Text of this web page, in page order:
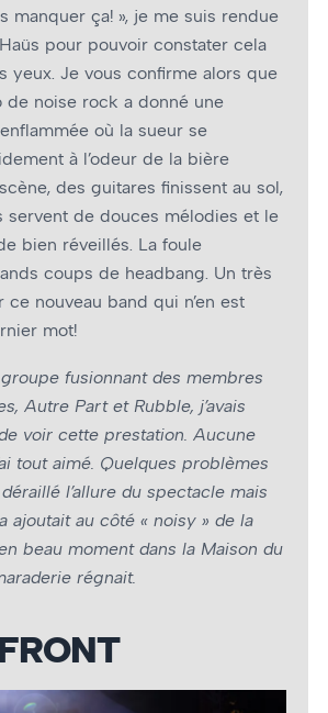
manquer ça! », je me suis rendue
Haüs pour pouvoir constater cela
yeux. Je vous confirme alors que
de noise rock a donné une
où la sueur se
à l’odeur de la bière
des guitares finissent au sol,
servent de douces mélodies et le
bien réveillés. La foule
coups de headbang. Un très
nouveau band qui n’en est
mot!
fusionnant des membres
Autre Part et Rubble, j’avais
voir cette prestation. Aucune
tout aimé. Quelques problèmes
l’allure du spectacle mais
ajoutait au côté « noisy » de la
beau moment dans la Maison du
régnait.